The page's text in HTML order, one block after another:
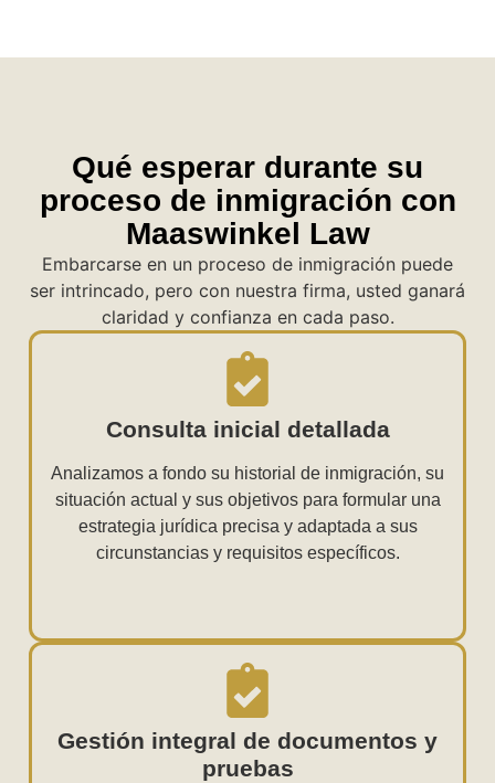
Qué esperar durante su
proceso de inmigración con
Maaswinkel Law
Embarcarse en un proceso de inmigración puede
ser intrincado, pero con nuestra firma, usted ganará
claridad y confianza en cada paso.
Consulta inicial detallada
Analizamos a fondo su historial de inmigración, su
situación actual y sus objetivos para formular una
estrategia jurídica precisa y adaptada a sus
circunstancias y requisitos específicos.
Gestión integral de documentos y
pruebas